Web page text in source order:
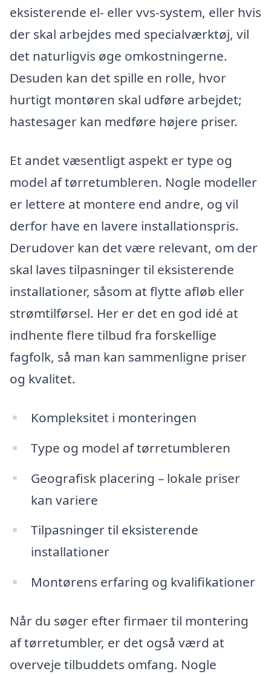
eksisterende el- eller vvs-system, eller hvis
der skal arbejdes med specialværktøj, vil
det naturligvis øge omkostningerne.
Desuden kan det spille en rolle, hvor
hurtigt montøren skal udføre arbejdet;
hastesager kan medføre højere priser.
Et andet væsentligt aspekt er type og
model af tørretumbleren. Nogle modeller
er lettere at montere end andre, og vil
derfor have en lavere installationspris.
Derudover kan det være relevant, om der
skal laves tilpasninger til eksisterende
installationer, såsom at flytte afløb eller
strømtilførsel. Her er det en god idé at
indhente flere tilbud fra forskellige
fagfolk, så man kan sammenligne priser
og kvalitet.
Kompleksitet i monteringen
Type og model af tørretumbleren
Geografisk placering – lokale priser
kan variere
Tilpasninger til eksisterende
installationer
Montørens erfaring og kvalifikationer
Når du søger efter firmaer til montering
af tørretumbler, er det også værd at
overveje tilbuddets omfang. Nogle